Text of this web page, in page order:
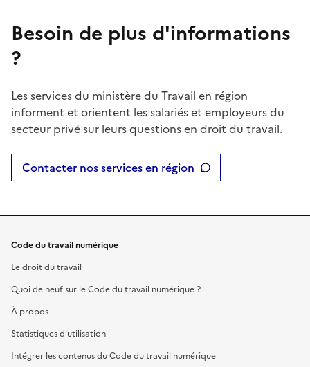
Besoin de plus d'informations
?
Les services du ministère du Travail en région
informent et orientent les salariés et employeurs du
secteur privé sur leurs questions en droit du travail.
Contacter nos services en région
Code du travail numérique
Le droit du travail
Quoi de neuf sur le Code du travail numérique ?
À propos
Statistiques d'utilisation
Intégrer les contenus du Code du travail numérique